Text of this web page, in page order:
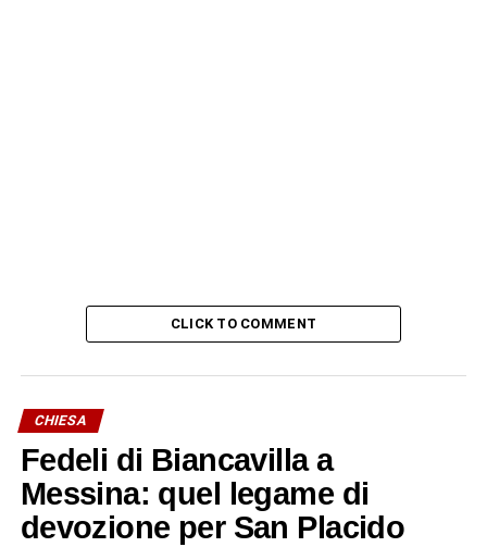
CLICK TO COMMENT
CHIESA
Fedeli di Biancavilla a
Messina: quel legame di
devozione per San Placido